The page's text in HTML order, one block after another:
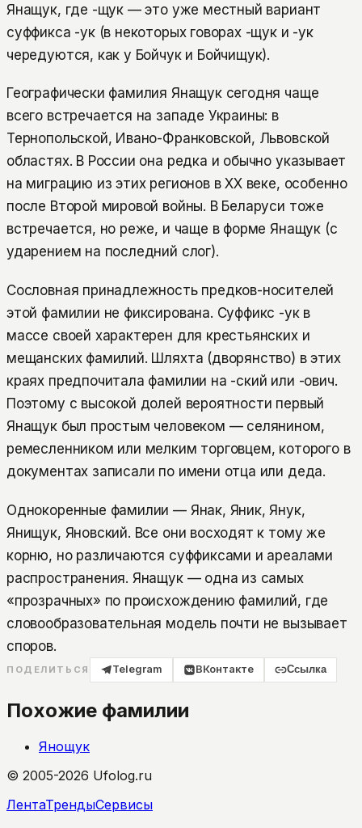
Янащук, где -щук — это уже местный вариант
суффикса -ук (в некоторых говорах -щук и -ук
чередуются, как у Бойчук и Бойчищук).
Географически фамилия Янащук сегодня чаще
всего встречается на западе Украины: в
Тернопольской, Ивано-Франковской, Львовской
областях. В России она редка и обычно указывает
на миграцию из этих регионов в XX веке, особенно
после Второй мировой войны. В Беларуси тоже
встречается, но реже, и чаще в форме Янащук (с
ударением на последний слог).
Сословная принадлежность предков-носителей
этой фамилии не фиксирована. Суффикс -ук в
массе своей характерен для крестьянских и
мещанских фамилий. Шляхта (дворянство) в этих
краях предпочитала фамилии на -ский или -ович.
Поэтому с высокой долей вероятности первый
Янащук был простым человеком — селянином,
ремесленником или мелким торговцем, которого в
документах записали по имени отца или деда.
Однокоренные фамилии — Янак, Яник, Янук,
Янищук, Яновский. Все они восходят к тому же
корню, но различаются суффиксами и ареалами
распространения. Янащук — одна из самых
«прозрачных» по происхождению фамилий, где
словообразовательная модель почти не вызывает
споров.
ПОДЕЛИТЬСЯ Telegram ВКонтакте Ссылка
Похожие фамилии
Янощук
© 2005-2026 Ufolog.ru
ЛентаТрендыСервисы